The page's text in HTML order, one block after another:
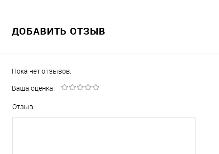
ДОБАВИТЬ ОТЗЫВ
Пока нет отзывов.
Ваша оценка:
Отзыв: